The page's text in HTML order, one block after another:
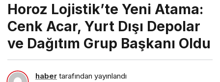
Horoz Lojistik’te Yeni Atama:
Cenk Acar, Yurt Dışı Depolar
ve Dağıtım Grup Başkanı Oldu
haber tarafından yayınlandı